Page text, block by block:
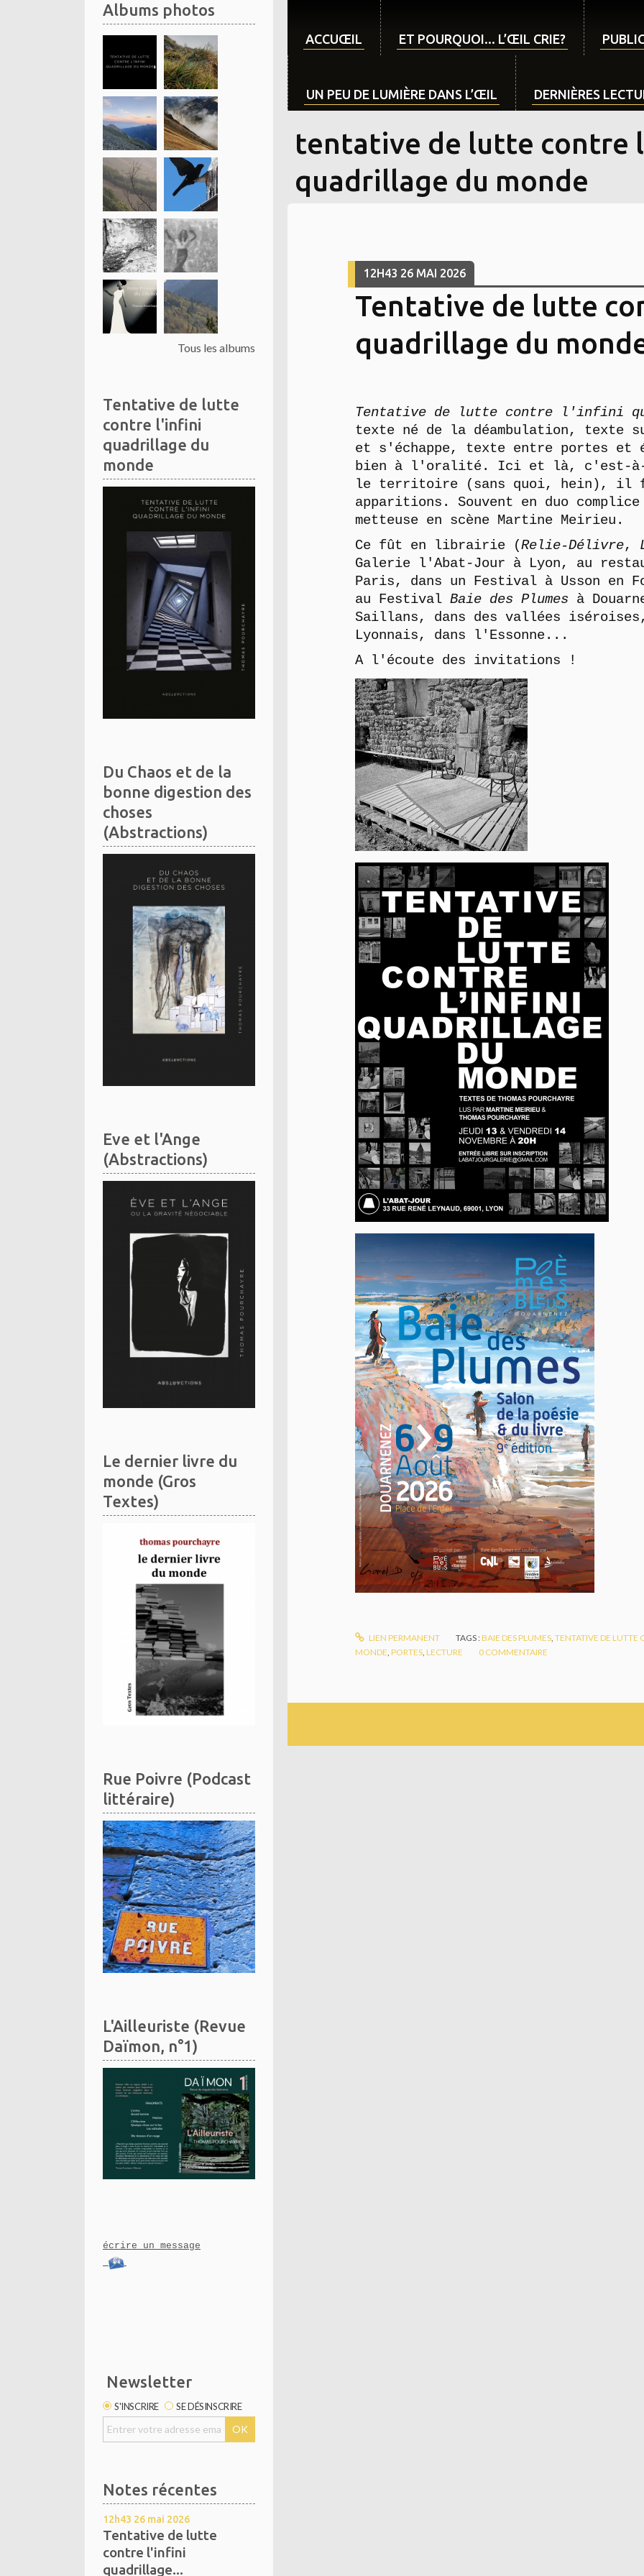
Albums photos
Tous les albums
Tentative de lutte
contre l'infini
quadrillage du
monde
Du Chaos et de la
bonne digestion des
choses
(Abstractions)
Eve et l'Ange
(Abstractions)
Le dernier livre du
monde (Gros
Textes)
Rue Poivre (Podcast
littéraire)
L'Ailleuriste (Revue
Daïmon, n°1)
écrire un message
Newsletter
S'INSCRIRE SE DÉSINSCRIRE
Notes récentes
12h43 26 mai 2026
Tentative de lutte
contre l'infini
quadrillage...
ACCUŒIL ET POURQUOI... L’ŒIL CRIE?
UN PEU DE LUMIÈRE DANS L’ŒIL DERNIÈRES
tentative de lutte contre
quadrillage du monde
12H43 26 MAI 2026
Tentative de lutte
quadrillage du
Tentative de lutte contre l'infini
texte né de la déambulation, texte
et s'échappe, texte entre portes et
bien à l'oralité. Ici et là, c'est-à-
le territoire (sans quoi, hein), il
apparitions. Souvent en duo
metteuse en scène Martine Meirieu.
Ce fût en librairie (Relie-Délivre,
Galerie l'Abat-Jour à Lyon, au
Paris, dans un Festival à Usson en
au Festival Baie des Plumes à
Saillans, dans des vallées
Lyonnais, dans l'Essonne...
A l'écoute des invitations !
LIEN PERMANENT TAGS :BAIE DES PLUMES,TENTATIVE DE LUTTE
MONDE, PORTES, LECTURE 0 COMMENTAIRE